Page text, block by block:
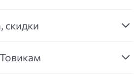
скидки